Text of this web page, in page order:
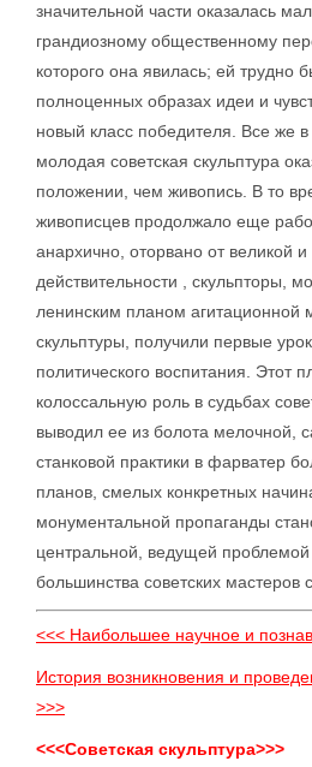
значительной части оказалась
грандиозному общественному
которого она явилась; ей трудно
полноценных образах идеи и
новый класс победителя. Все же
молодая советская скульптура
положении, чем живопись. В то
живописцев продолжало еще
анархично, оторвано от великой и
действительности , скульпторы,
ленинским планом агитационной
скульптуры, получили первые
политического воспитания. Этот
колоссальную роль в судьбах
выводил ее из болота мелочной,
станковой практики в фарватер
планов, смелых конкретных
монументальной пропаганды
центральной, ведущей проблемой
большинства советских мастеров
<<< Наибольшее научное и
История возникновения и
>>>
<<<Советская скульптура>>>